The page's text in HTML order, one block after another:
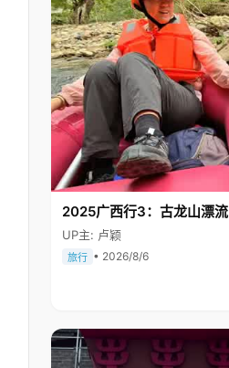
2025广西行3：古龙山漂流
UP主: 卢颖
旅行 • 2026/8/6